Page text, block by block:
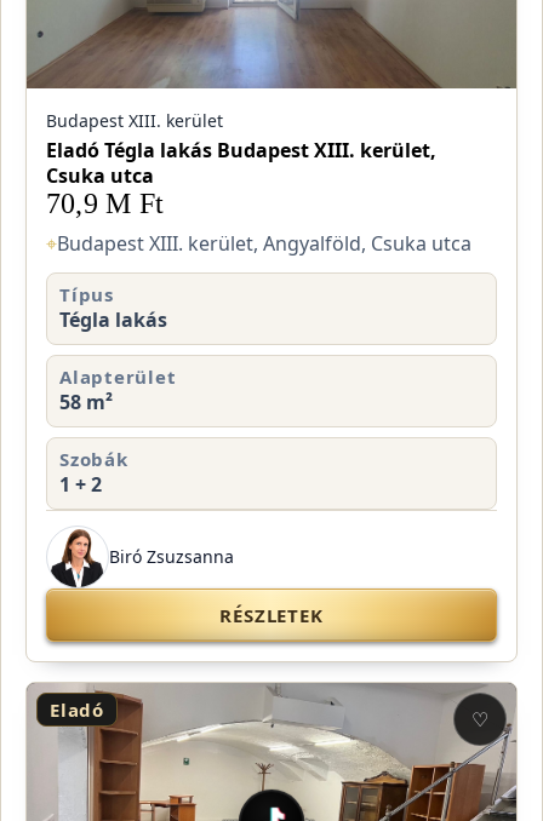
Budapest XIII. kerület
Eladó Tégla lakás Budapest XIII. kerület,
Csuka utca
70,9 M Ft
⌖Budapest XIII. kerület, Angyalföld, Csuka utca
Típus
Tégla lakás
Alapterület
58 m²
Szobák
1 + 2
Biró Zsuzsanna
RÉSZLETEK
Eladó ♡